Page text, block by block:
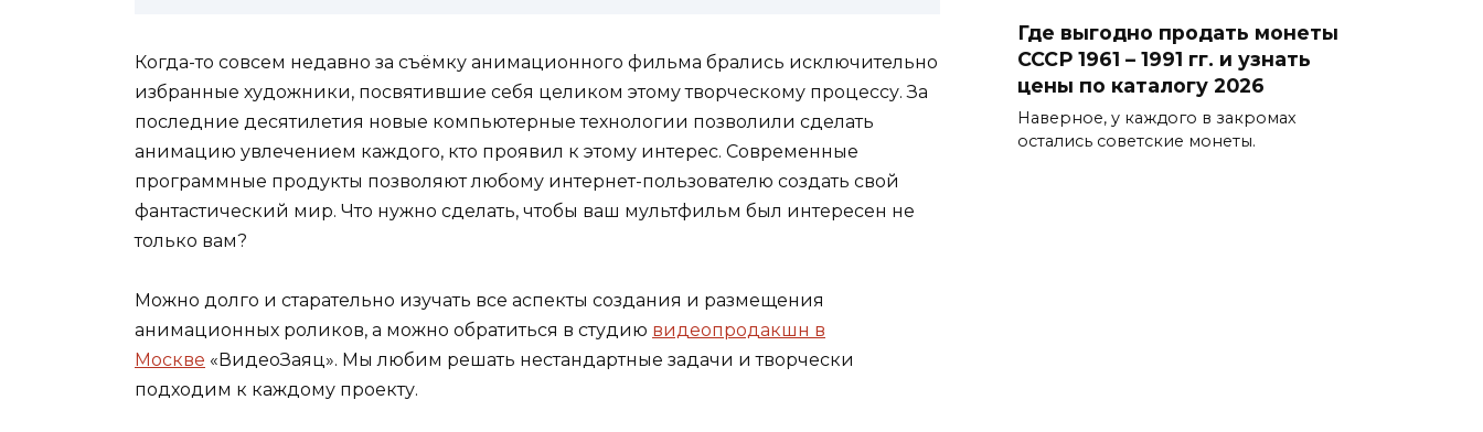
Когда-то совсем недавно за съёмку анимационного фильма брались исключительно
избранные художники, посвятившие себя целиком этому творческому процессу. За
последние десятилетия новые компьютерные технологии позволили сделать
анимацию увлечением каждого, кто проявил к этому интерес. Современные
программные продукты позволяют любому интернет-пользователю создать свой
фантастический мир. Что нужно сделать, чтобы ваш мультфильм был интересен не
только вам?
Можно долго и старательно изучать все аспекты создания и размещения
анимационных роликов, а можно обратиться в студию видеопродакшн в
Москве «ВидеоЗаяц». Мы любим решать нестандартные задачи и творчески
подходим к каждому проекту.
Где выгодно продать монеты
СССР 1961 – 1991 гг. и узнать
цены по каталогу 2026
Наверное, у каждого в закромах
остались советские монеты.